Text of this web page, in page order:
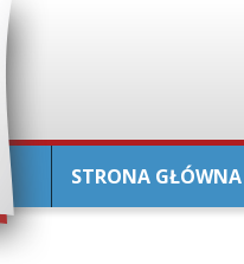
STRONA GŁÓWNA